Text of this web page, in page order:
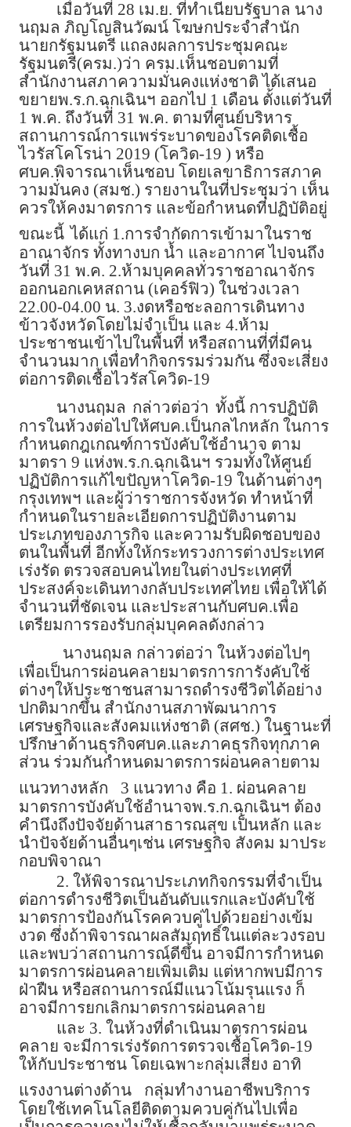
เมื่อวันที่ 28 เม.ย. ที่ทำเนียบรัฐบาล นาง
นฤมล ภิญโญสินวัฒน์ โฆษกประจำสำนัก
นายกรัฐมนตรี แถลงผลการประชุมคณะ
รัฐมนตรี(ครม.)ว่า ครม.เห็นชอบตามที่
สำนักงานสภาความมั่นคงแห่งชาติ ได้เสนอ
ขยายพ.ร.ก.ฉุกเฉินฯ ออกไป 1 เดือน ตั้งแต่วันที่
1 พ.ค. ถึงวันที่ 31 พ.ค. ตามที่ศูนย์บริหาร
สถานการณ์การแพร่ระบาดของโรคติดเชื้อ
ไวรัสโคโรน่า 2019 (โควิด-19 ) หรือ
ศบค.พิจารณาเห็นชอบ โดยเลขาธิการสภาค
วามมั่นคง (สมช.) รายงานในที่ประชุมว่า เห็น
ควรให้คงมาตรการ และข้อกำหนดที่ปฏิบัติอยู่
ขณะนี้ ได้แก่ 1.การจำกัดการเข้ามาในราช
อาณาจักร ทั้งทางบก น้ำ และอากาศ ไปจนถึง
วันที่ 31 พ.ค. 2.ห้ามบุคคลทั่วราชอาณาจักร
ออกนอกเคหสถาน (เคอร์ฟิว) ในช่วงเวลา
22.00-04.00 น. 3.งดหรือชะลอการเดินทาง
ข้าวจังหวัดโดยไม่จำเป็น และ 4.ห้าม
ประชาชนเข้าไปในพื้นที่ หรือสถานที่ที่มีคน
จำนวนมาก เพื่อทำกิจกรรมร่วมกัน ซึ่งจะเสี่ยง
ต่อการติดเชื้อไวรัสโควิด-19
นางนฤมล กล่าวต่อว่า ทั้งนี้ การปฏิบัติ
การในห้วงต่อไปให้ศบค.เป็นกลไกหลัก ในการ
กำหนดกฎเกณฑ์การบังคับใช้อำนาจ ตาม
มาตรา 9 แห่งพ.ร.ก.ฉุกเฉินฯ รวมทั้งให้ศูนย์
ปฏิบัติการแก้ไขปัญหาโควิด-19 ในด้านต่างๆ
กรุงเทพฯ และผู้ว่าราชการจังหวัด ทำหน้าที่
กำหนดในรายละเอียดการปฏิบัติงานตาม
ประเภทของภารกิจ และความรับผิดชอบของ
ตนในพื้นที่ อีกทั้งให้กระทรวงการต่างประเทศ
เร่งรัด ตรวจสอบคนไทยในต่างประเทศที่
ประสงค์จะเดินทางกลับประเทศไทย เพื่อให้ได้
จำนวนที่ชัดเจน และประสานกับศบค.เพื่อ
เตรียมการรองรับกลุ่มบุคคลดังกล่าว
นางนฤมล กล่าวต่อว่า ในห้วงต่อไปๆ
เพื่อเป็นการผ่อนคลายมาตรการการังคับใช้
ต่างๆให้ประชาชนสามารถดำรงชีวิตได้อย่าง
ปกติมากขึ้น สำนักงานสภาพัฒนาการ
เศรษฐกิจและสังคมแห่งชาติ (สศช.) ในฐานะที่
ปรึกษาด้านธุรกิจศบค.และภาคธุรกิจทุกภาค
ส่วน ร่วมกันกำหนดมาตรการผ่อนคลายตาม
แนวทางหลัก
3 แนวทาง คือ 1. ผ่อนคลาย
มาตรการบังคับใช้อำนาจพ.ร.ก.ฉุกเฉินฯ ต้อง
คำนึงถึงปัจจัยด้านสาธารณสุข เป็นหลัก และ
นำปัจจัยด้านอื่นๆเช่น เศรษฐกิจ สังคม มาประ
กอบพิจาณา
2. ให้พิจารณาประเภทกิจกรรมที่จำเป็น
ต่อการดำรงชีวิตเป็นอันดับแรกและบังคับใช้
มาตรการป้องกันโรคควบคู่ไปด้วยอย่างเข้ม
งวด ซึ่งถ้าพิจารณาผลสัมฤทธิ์ในแต่ละวงรอบ
และพบว่าสถานการณ์ดีขึ้น อาจมีการกำหนด
มาตรการผ่อนคลายเพิ่มเติม แต่หากพบมีการ
ฝ่าฝืน หรือสถานการณ์มีแนวโน้มรุนแรง ก็
อาจมีการยกเลิกมาตรการผ่อนคลาย
และ 3. ในห้วงที่ดำเนินมาตรการผ่อน
คลาย จะมีการเร่งรัดการตรวจเชื้อโควิด-19
ให้กับประชาชน โดยเฉพาะกลุ่มเสี่ยง อาทิ
แรงงานต่างด้าน
กลุ่มทำงานอาชีพบริการ
โดยใช้เทคโนโลยีติดตามควบคู่กันไปเพื่อ